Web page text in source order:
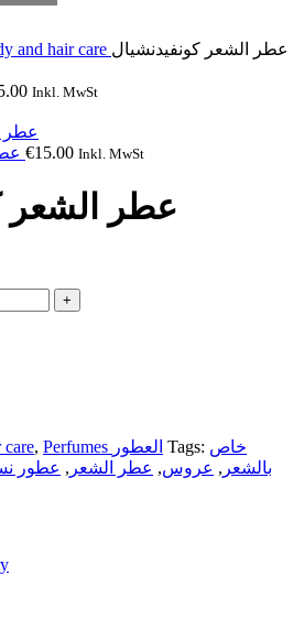
and hair care عطر الشعر كونفيدنشيال
Inkl. MwSt
€15.00 Inkl. MwSt
عطر الشعر
care, Perfumes العطور Tags: خاص
بالشعر , عروس, عطر الشعر , عطور